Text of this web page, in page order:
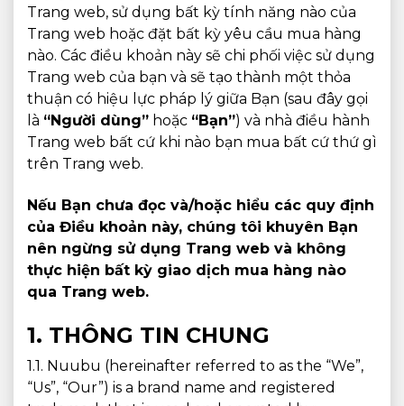
Trang web, sử dụng bất kỳ tính năng nào của
Trang web hoặc đặt bất kỳ yêu cầu mua hàng
nào. Các điều khoản này sẽ chi phối việc sử dụng
Trang web của bạn và sẽ tạo thành một thỏa
thuận có hiệu lực pháp lý giữa Bạn (sau đây gọi
là “Người dùng” hoặc “Bạn”) và nhà điều hành
Trang web bất cứ khi nào bạn mua bất cứ thứ gì
trên Trang web.
Nếu Bạn chưa đọc và/hoặc hiểu các quy định
của Điều khoản này, chúng tôi khuyên Bạn
nên ngừng sử dụng Trang web và không
thực hiện bất kỳ giao dịch mua hàng nào
qua Trang web.
1. THÔNG TIN CHUNG
1.1. Nuubu (hereinafter referred to as the “We”,
“Us”, “Our”) is a brand name and registered